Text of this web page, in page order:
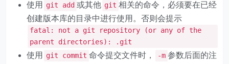
使用
git add 或其他 git 相关的命令，必须要在已经
创建版本库的目录中进行使用。否则会提示
fatal: not a git repository (or any of the
parent directories): .git
使用 git commit 命令提交文件时， -m 参数后面的注